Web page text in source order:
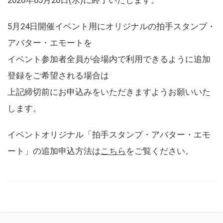
5月24日開催イベント用にオリジナルの拍手スタンプ・
アバター・エモートを
イベント参加者全員が会場内で利用できるように追加
登録をご希望される場合は
上記締切前にお申込みをいただきますようお願いいた
します。
イベントオリジナル「拍手スタンプ・アバター・エモ
ート」の追加申込方法はこちら をご覧ください。